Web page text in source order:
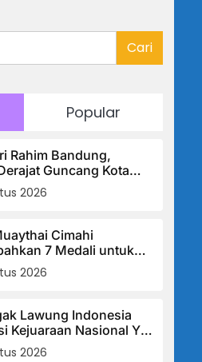
Cari
Popular
Rahim Bandung,
Guncang Kota
Tiga Guru Besar
Semangat Baru, Linmas
2026
Cimahi
7 Medali untuk
di Kejurnas Muaythai
2026
2026
Lawung Indonesia
Kejuaraan Nasional Yo
Borong Tiga Medali
2026